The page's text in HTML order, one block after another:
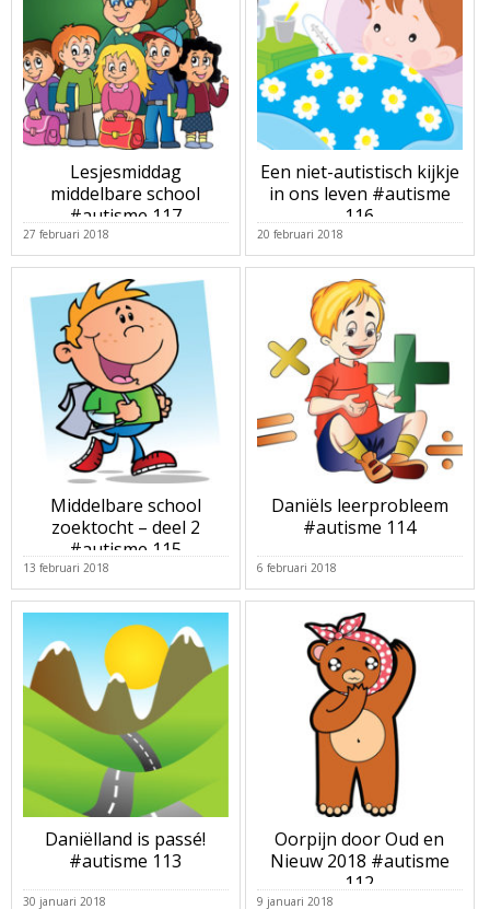
Lesjesmiddag
middelbare school
#autisme 117
27 februari 2018
Een niet-autistisch kijkje
in ons leven #autisme
116
20 februari 2018
Middelbare school
zoektocht – deel 2
#autisme 115
13 februari 2018
Daniëls leerprobleem
#autisme 114
6 februari 2018
Daniëlland is passé!
#autisme 113
30 januari 2018
Oorpijn door Oud en
Nieuw 2018 #autisme
112
9 januari 2018